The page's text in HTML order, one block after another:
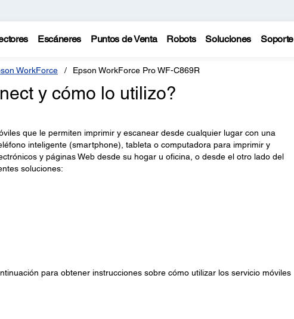
Escáneres Puntos de Venta Robots Soluciones Soporte
WorkForce Epson WorkForce Pro WF-C869R
y cómo lo utilizo?
que le permiten imprimir y escanear desde cualquier lugar con una
inteligente (smartphone), tableta o computadora para imprimir y
y páginas Web desde su hogar u oficina, o desde el otro lado del
soluciones:
para obtener instrucciones sobre cómo utilizar los servicio móviles